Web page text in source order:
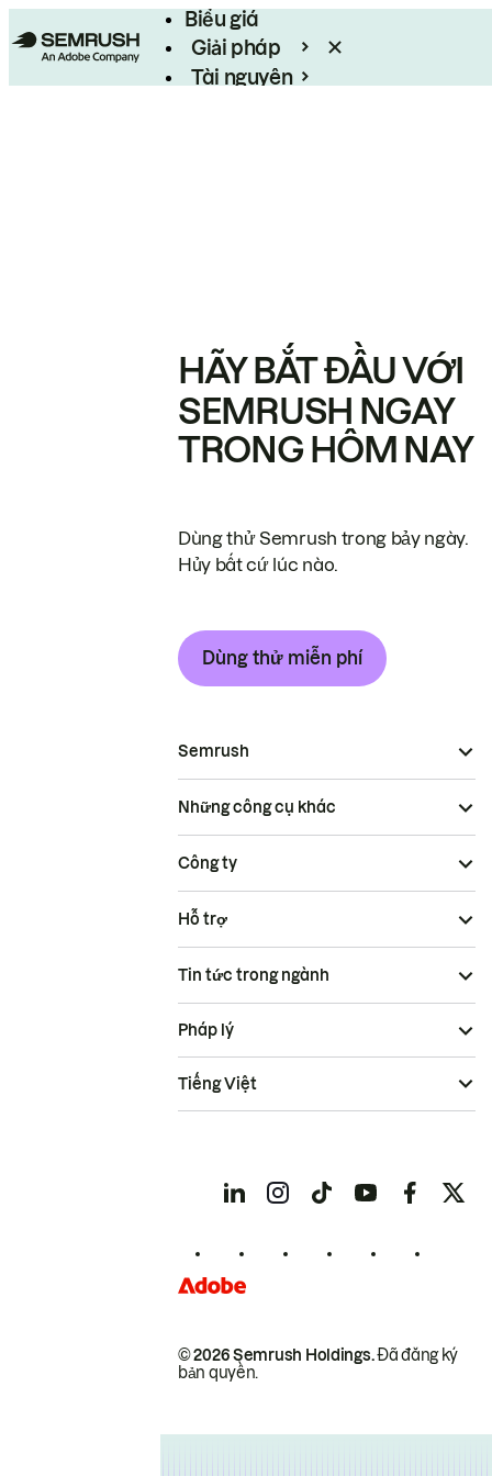
Biểu giá
Giải pháp
Tài nguyên
HÃY BẮT ĐẦU VỚI
SEMRUSH NGAY
TRONG HÔM NAY
Dùng thử Semrush trong bảy ngày.
Hủy bất cứ lúc nào.
Dùng thử miễn phí
Semrush
Những công cụ khác
Công ty
Hỗ trợ
Tin tức trong ngành
© 2026 Semrush Holdings.Đã đăng ký
bản quyền.
Pháp lý
Tiếng Việt